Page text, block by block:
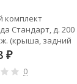
комплект
Стандарт, д. 200
(крыша, задний
₽
0